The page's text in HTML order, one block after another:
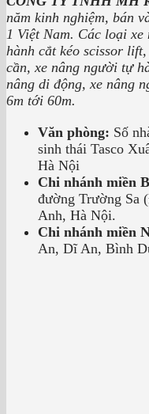
năm kinh nghiệm, bán
1 Việt Nam. Các loại xe
hành cắt kéo scissor
cần, xe nâng người tự
nâng di động, xe nâng
6m tới 60m.
Văn phòng: Số
sinh thái Tasco
Hà Nội
Chi nhánh miền
đường Trường Sa
Anh, Hà Nội.
Chi nhánh miền
An, Dĩ An, Bình